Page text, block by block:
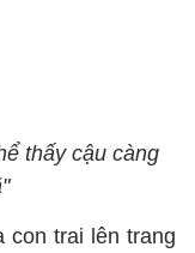
thấy cậu càng
con trai lên trang